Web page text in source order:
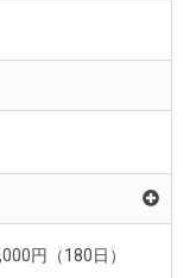
円（180日）